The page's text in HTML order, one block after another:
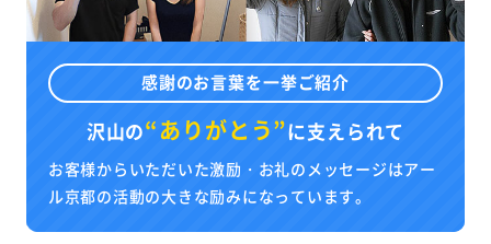
感謝のお言葉を一挙ご紹介
沢山の“ありがとう”に支えられて
お客様からいただいた激励・お礼のメッセージはアー
ル京都の活動の大きな励みになっています。